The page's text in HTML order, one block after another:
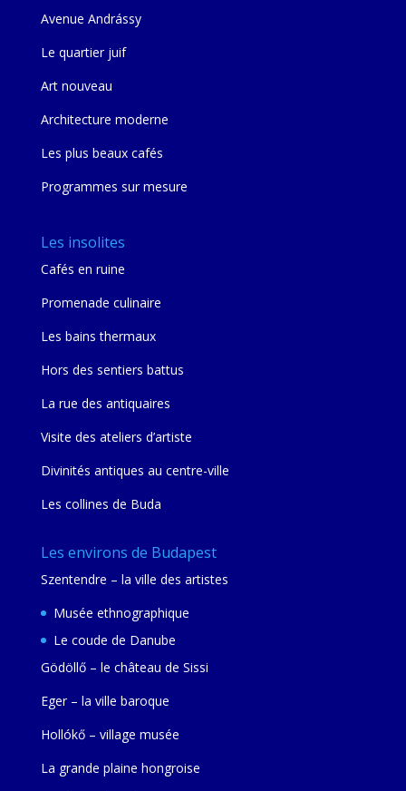
Avenue Andrássy
Le quartier juif
Art nouveau
Architecture moderne
Les plus beaux cafés
Programmes sur mesure
Les insolites
Cafés en ruine
Promenade culinaire
Les bains thermaux
Hors des sentiers battus
La rue des antiquaires
Visite des ateliers d’artiste
Divinités antiques au centre-ville
Les collines de Buda
Les environs de Budapest
Szentendre – la ville des artistes
Musée ethnographique
Le coude de Danube
Gödöllő – le château de Sissi
Eger – la ville baroque
Hollókő – village musée
La grande plaine hongroise